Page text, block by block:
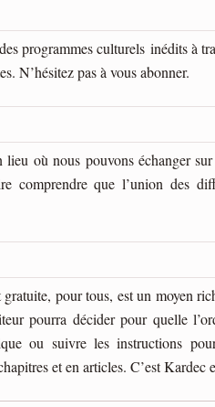
programmes culturels inédits à
N’hésitez pas à vous abonner.
où nous pouvons échanger
comprendre que l’union des
pour tous, est un moyen
pourra décider pour quelle
ou suivre les instructions
et en articles. C’est Kardec